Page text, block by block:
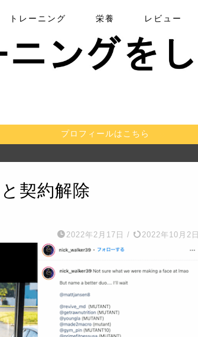
トレーニング 栄養 レビュー
プロフィールはこちら
契約解除
2022年2月17日 / 2022年10月2日